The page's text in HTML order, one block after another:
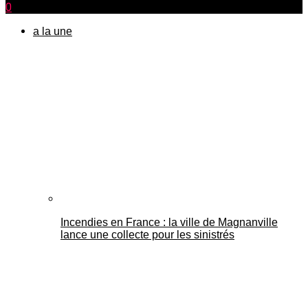
0
a la une
Incendies en France : la ville de Magnanville
lance une collecte pour les sinistrés